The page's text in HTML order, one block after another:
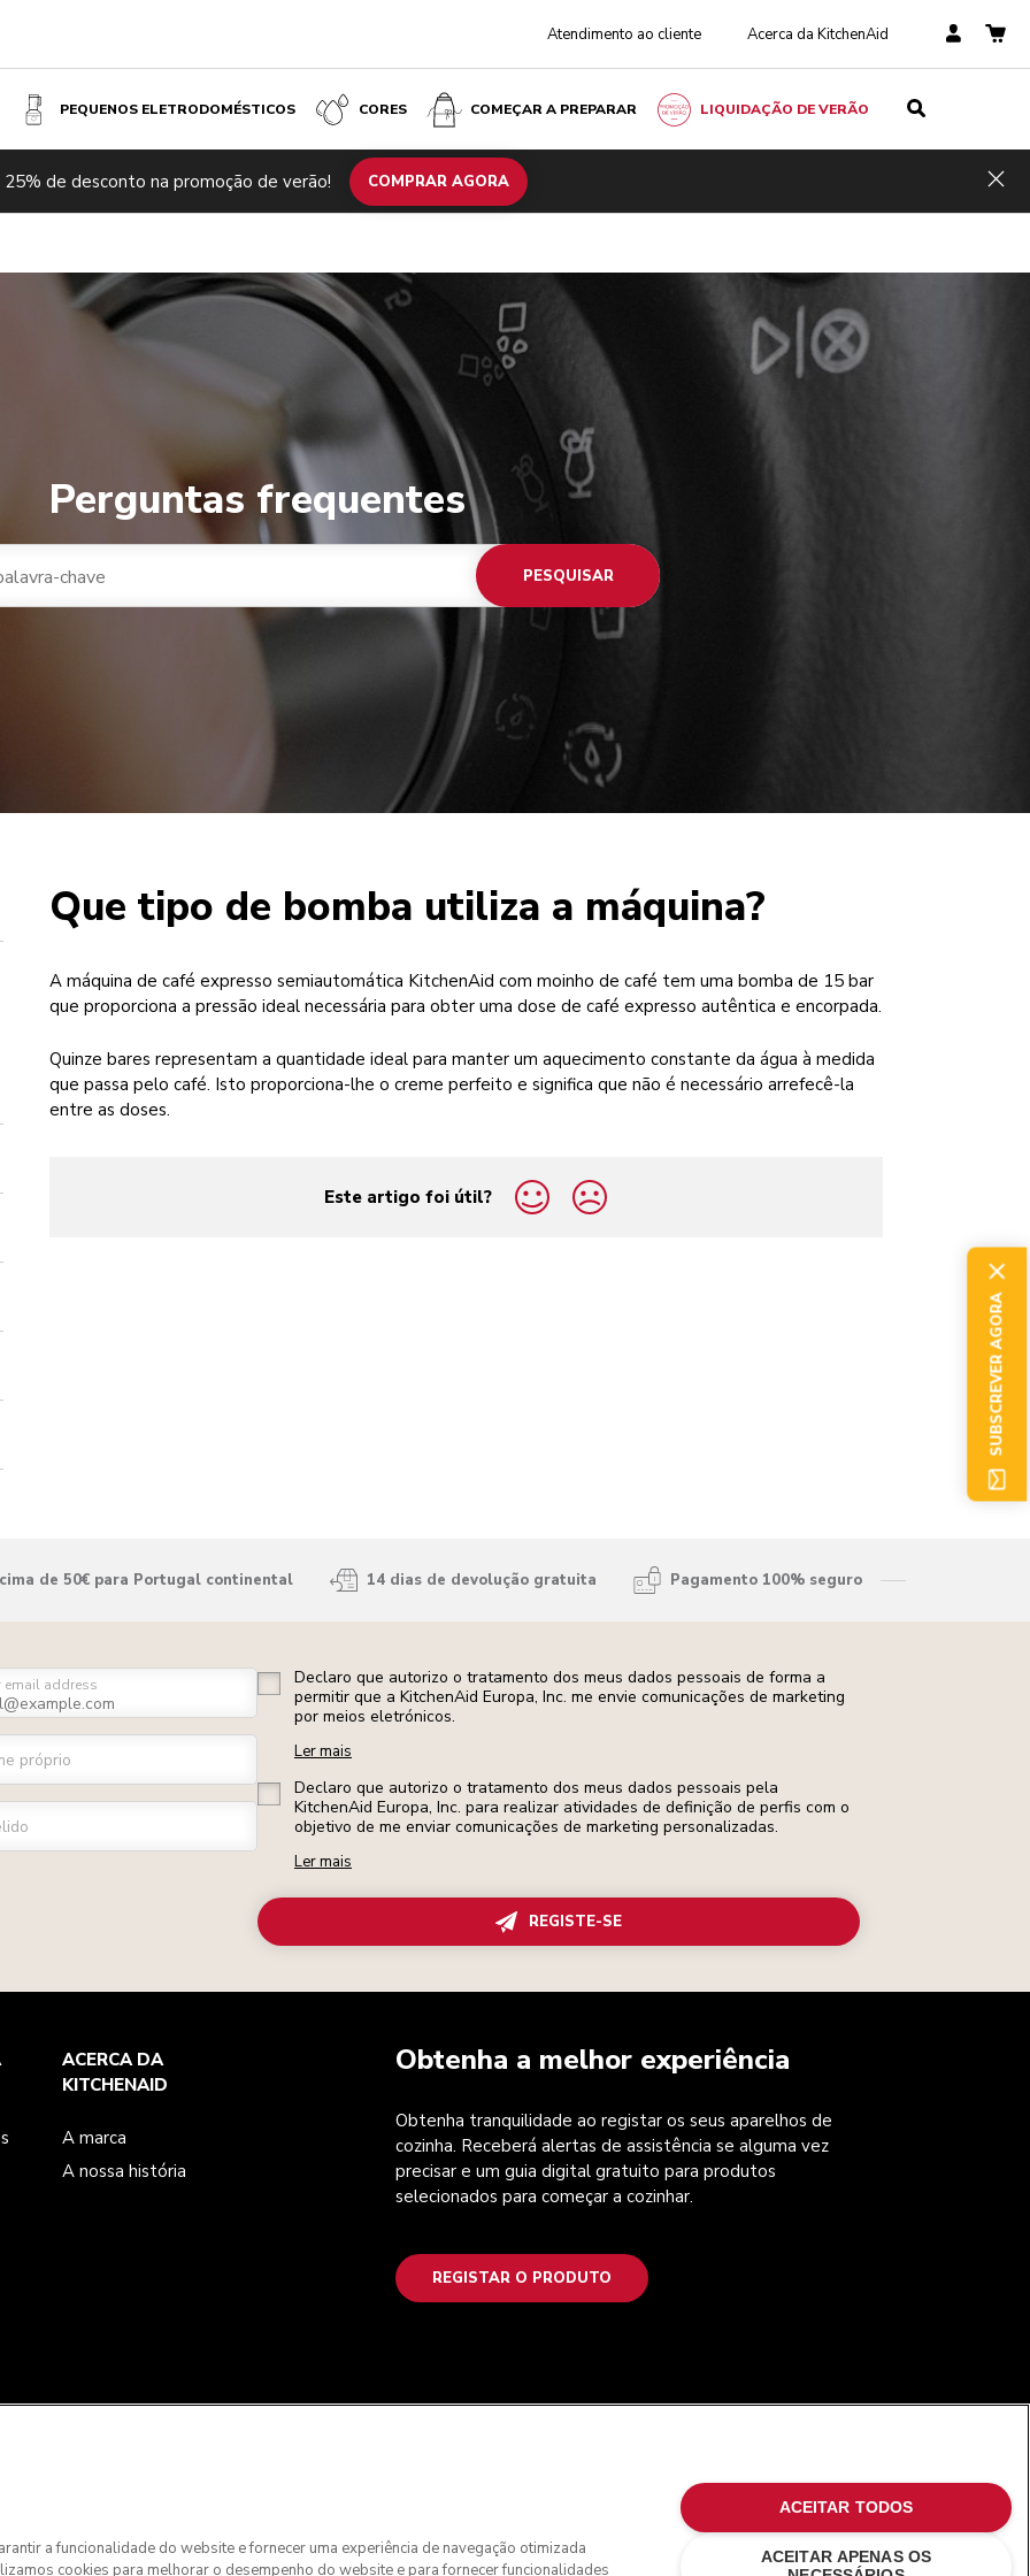
Atendimento ao cliente Acerca da KitchenAid
PEQUENOS ELETRODOMÉSTICOS CORES COMEÇAR A PREPARAR LIQUIDAÇÃO DE VERÃO
de desconto na promoção de verão! COMPRAR AGORA
Perguntas frequentes
PESQUISAR
Que tipo de bomba utiliza a máquina?
A máquina de café expresso semiautomática KitchenAid com moinho de café tem uma bomba de 15 bar
que proporciona a pressão ideal necessária para obter uma dose de café expresso autêntica e encorpada.
Quinze bares representam a quantidade ideal para manter um aquecimento constante da água à medida
que passa pelo café. Isto proporciona-lhe o creme perfeito e significa que não é necessário arrefecê-la
entre as doses.
Este artigo foi útil?
yes
no
de café
de 50€ para Portugal continental 14 dias de devolução gratuita Pagamento 100% seguro
email address
próprio
Declaro que autorizo o tratamento dos meus dados pessoais de forma a
permitir que a KitchenAid Europa, Inc. me envie comunicações de marketing
por meios eletrónicos.
Ler mais
Declaro que autorizo o tratamento dos meus dados pessoais pela
KitchenAid Europa, Inc. para realizar atividades de definição de perfis com o
objetivo de me enviar comunicações de marketing personalizadas.
Ler mais
REGISTE-SE
Obtenha a melhor experiência
Obtenha tranquilidade ao registar os seus aparelhos de
cozinha. Receberá alertas de assistência se alguma vez
precisar e um guia digital gratuito para produtos
selecionados para começar a cozinhar.
REGISTAR O PRODUTO
ACERCA DA
KITCHENAID
A marca
A nossa história
SUBSCREVER AGORA
a funcionalidade do website e fornecer uma experiência de navegação otimizada
cookies para melhorar o desempenho do website e para fornecer funcionalidades
ACEITAR APENAS OS
ACEITAR TODOS